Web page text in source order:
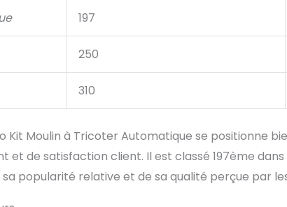
197
250
310
Kit Moulin à Tricoter Automatique se positionne
de satisfaction client. Il est classé 197ème
popularité relative et de sa qualité perçue par